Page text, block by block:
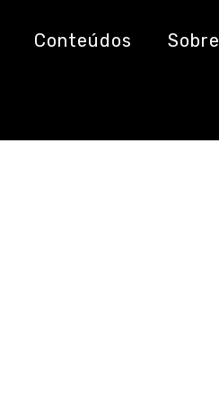
Conteúdos Sobre